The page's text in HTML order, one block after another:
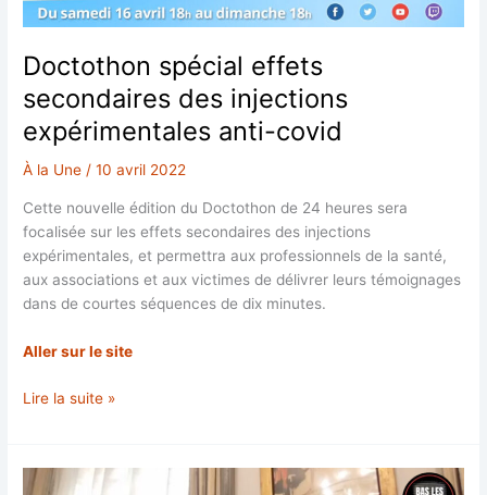
Doctothon spécial effets
secondaires des injections
expérimentales anti-covid
À la Une /10 avril 2022
Cette nouvelle édition du Doctothon de 24 heures sera
focalisée sur les effets secondaires des injections
expérimentales, et permettra aux professionnels de la santé,
aux associations et aux victimes de délivrer leurs témoignages
dans de courtes séquences de dix minutes.
Aller sur le site
Doctothon
secondaires
Lire la suite »